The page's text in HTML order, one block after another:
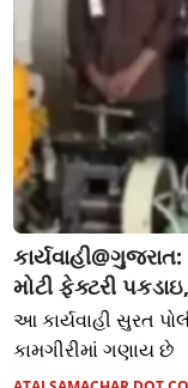
મોટી ફેક્ટરી
આ કાર્યવાહી સુરત
કામગીરીમાં ગણાય છે